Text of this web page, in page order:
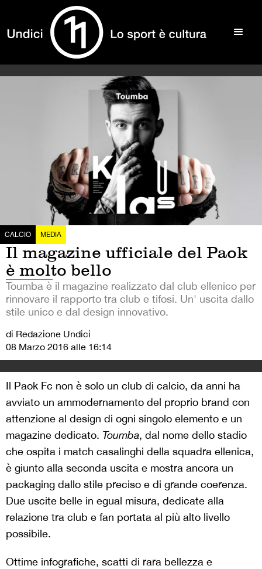
CALCIO MEDIA
Il magazine ufficiale del Paok
è molto bello
Toumba è il magazine realizzato dal club ellenico per
rinnovare il rapporto tra club e tifosi. Un' uscita dallo
stile unico e dal design innovativo.
di Redazione Undici
08 Marzo 2016 alle 16:14
Il Paok Fc non è solo un club di calcio, da anni ha
avviato un ammodernamento del proprio brand con
attenzione al design di ogni singolo elemento e un
magazine dedicato. Toumba, dal nome dello stadio
che ospita i match casalinghi della squadra ellenica,
è giunto alla seconda uscita e mostra ancora un
packaging dallo stile preciso e di grande coerenza.
Due uscite belle in egual misura, dedicate alla
relazione tra club e fan portata al più alto livello
possibile.
Ottime infografiche, scatti di rara bellezza e